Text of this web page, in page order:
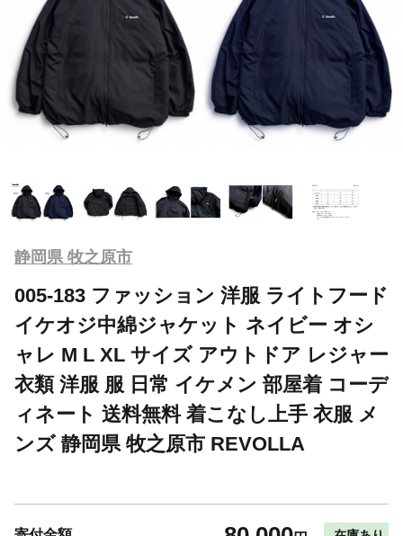
静岡県 牧之原市
005-183 ファッション 洋服 ライトフード
イケオジ中綿ジャケット ネイビー オシ
ャレ M L XL サイズ アウトドア レジャー
衣類 洋服 服 日常 イケメン 部屋着 コーデ
ィネート 送料無料 着こなし上手 衣服 メ
ンズ 静岡県 牧之原市 REVOLLA